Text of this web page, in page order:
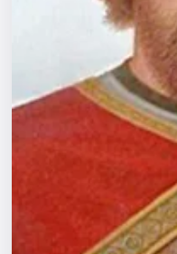
Рейтинги